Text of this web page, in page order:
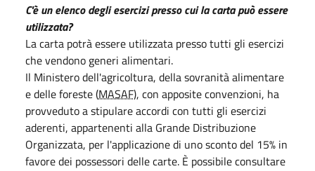
C'è un elenco degli esercizi presso cui la carta può essere
utilizzata?
La carta potrà essere utilizzata presso tutti gli esercizi
che vendono generi alimentari.
Il Ministero dell'agricoltura, della sovranità alimentare
e delle foreste (MASAF), con apposite convenzioni, ha
provveduto a stipulare accordi con tutti gli esercizi
aderenti, appartenenti alla Grande Distribuzione
Organizzata, per l'applicazione di uno sconto del 15% in
favore dei possessori delle carte. È possibile consultare